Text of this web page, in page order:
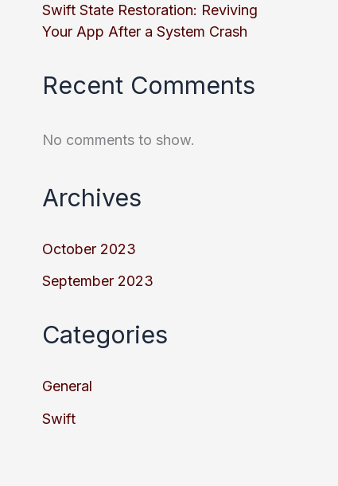
Swift State Restoration: Reviving
Your App After a System Crash
Recent Comments
No comments to show.
Archives
October 2023
September 2023
Categories
General
Swift